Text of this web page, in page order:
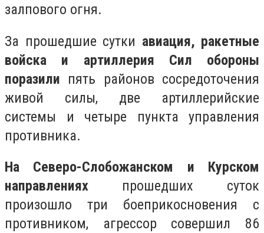
залпового огня.
За прошедшие сутки авиация, ракетные
войска и артиллерия Сил обороны
поразили пять районов сосредоточения
живой силы, две артиллерийские
системы и четыре пункта управления
противника.
На Северо-Слобожанском и Курском
направлениях прошедших суток
произошло три боеприкосновения с
противником, агрессор совершил 86